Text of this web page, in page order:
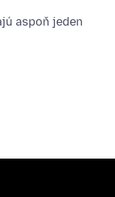
aspoň jeden